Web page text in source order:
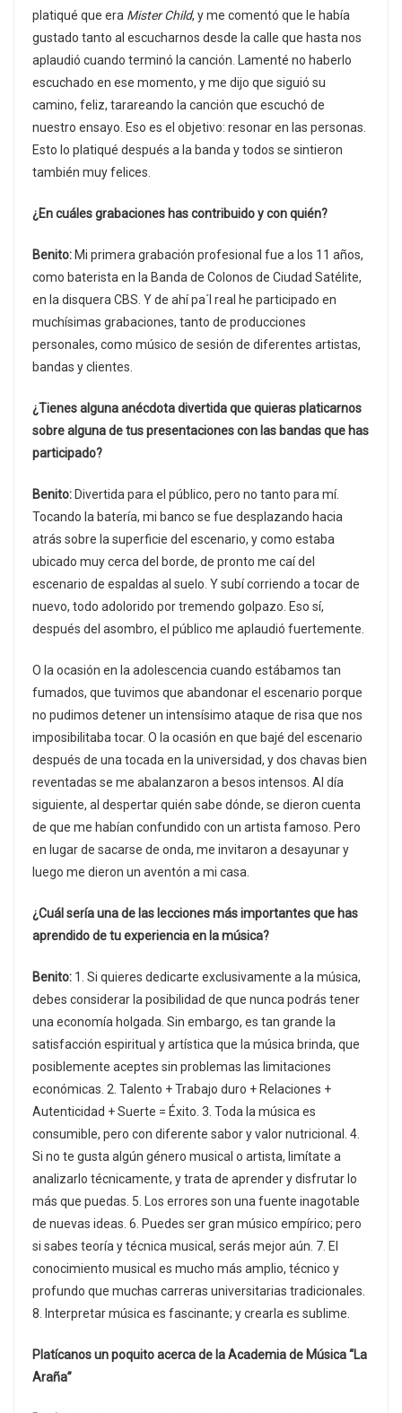
platiqué que era Mister Child, y me comentó que le había
gustado tanto al escucharnos desde la calle que hasta nos
aplaudió cuando terminó la canción. Lamenté no haberlo
escuchado en ese momento, y me dijo que siguió su
camino, feliz, tarareando la canción que escuchó de
nuestro ensayo. Eso es el objetivo: resonar en las personas.
Esto lo platiqué después a la banda y todos se sintieron
también muy felices.
¿En cuáles grabaciones has contribuido y con quién?
Benito: Mi primera grabación profesional fue a los 11 años,
como baterista en la Banda de Colonos de Ciudad Satélite,
en la disquera CBS. Y de ahí pa´l real he participado en
muchísimas grabaciones, tanto de producciones
personales, como músico de sesión de diferentes artistas,
bandas y clientes.
¿Tienes alguna anécdota divertida que quieras platicarnos
sobre alguna de tus presentaciones con las bandas que has
participado?
Benito: Divertida para el público, pero no tanto para mí.
Tocando la batería, mi banco se fue desplazando hacia
atrás sobre la superficie del escenario, y como estaba
ubicado muy cerca del borde, de pronto me caí del
escenario de espaldas al suelo. Y subí corriendo a tocar de
nuevo, todo adolorido por tremendo golpazo. Eso sí,
después del asombro, el público me aplaudió fuertemente.
O la ocasión en la adolescencia cuando estábamos tan
fumados, que tuvimos que abandonar el escenario porque
no pudimos detener un intensísimo ataque de risa que nos
imposibilitaba tocar. O la ocasión en que bajé del escenario
después de una tocada en la universidad, y dos chavas bien
reventadas se me abalanzaron a besos intensos. Al día
siguiente, al despertar quién sabe dónde, se dieron cuenta
de que me habían confundido con un artista famoso. Pero
en lugar de sacarse de onda, me invitaron a desayunar y
luego me dieron un aventón a mi casa.
¿Cuál sería una de las lecciones más importantes que has
aprendido de tu experiencia en la música?
Benito: 1. Si quieres dedicarte exclusivamente a la música,
debes considerar la posibilidad de que nunca podrás tener
una economía holgada. Sin embargo, es tan grande la
satisfacción espiritual y artística que la música brinda, que
posiblemente aceptes sin problemas las limitaciones
económicas. 2. Talento + Trabajo duro + Relaciones +
Autenticidad + Suerte = Éxito. 3. Toda la música es
consumible, pero con diferente sabor y valor nutricional. 4.
Si no te gusta algún género musical o artista, limítate a
analizarlo técnicamente, y trata de aprender y disfrutar lo
más que puedas. 5. Los errores son una fuente inagotable
de nuevas ideas. 6. Puedes ser gran músico empírico; pero
si sabes teoría y técnica musical, serás mejor aún. 7. El
conocimiento musical es mucho más amplio, técnico y
profundo que muchas carreras universitarias tradicionales.
8. Interpretar música es fascinante; y crearla es sublime.
Platícanos un poquito acerca de la Academia de Música “La
Araña”